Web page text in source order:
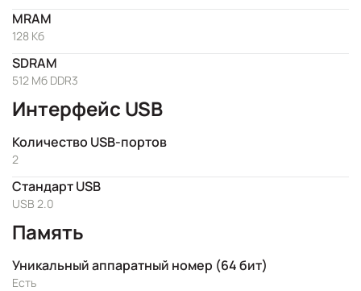
MRAM
128 Кб
SDRAM
512 Мб DDR3
Интерфейс USB
Количество USB-портов
2
Стандарт USB
USB 2.0
Память
Уникальный аппаратный номер (64 бит)
Есть